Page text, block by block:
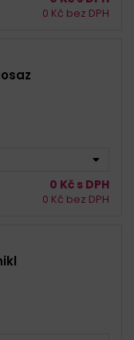
0 Kč bez DPH
0 Kč s DPH
0 Kč bez DPH